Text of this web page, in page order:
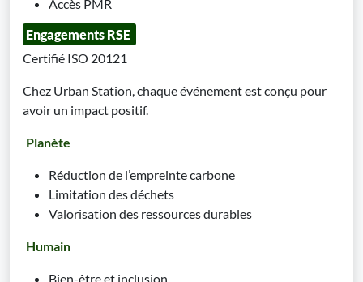
Accès PMR
Engagements RSE
Certifié ISO 20121
Chez Urban Station, chaque événement est conçu pour
avoir un impact positif.
Planète
Réduction de l’empreinte carbone
Limitation des déchets
Valorisation des ressources durables
Humain
Bien-être et inclusion